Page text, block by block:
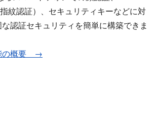
紋認証）、セキュリティキーなどに対
認証セキュリティを簡単に構築できま
の概要 →